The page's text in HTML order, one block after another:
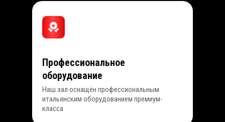
Профессиональное
оборудование
Наш зал оснащён профессиональным
итальянским оборудованием премиум-
класса